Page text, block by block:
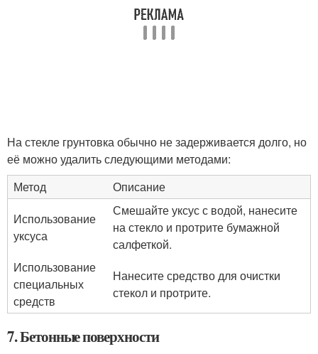
На стекле грунтовка обычно не задерживается долго, но
её можно удалить следующими методами:
Метод
Описание
Использование
уксуса
Смешайте уксус с водой, нанесите
на стекло и протрите бумажной
салфеткой.
Использование
специальных
средств
Нанесите средство для очистки
стекол и протрите.
7. Бетонные поверхности